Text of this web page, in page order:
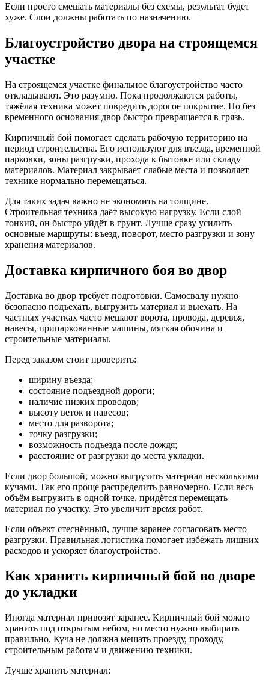
Если просто смешать материалы без схемы, результат будет
хуже. Слои должны работать по назначению.
Благоустройство двора на строящемся
участке
На строящемся участке финальное благоустройство часто
откладывают. Это разумно. Пока продолжаются работы,
тяжёлая техника может повредить дорогое покрытие. Но без
временного основания двор быстро превращается в грязь.
Кирпичный бой помогает сделать рабочую территорию на
период строительства. Его используют для въезда, временной
парковки, зоны разгрузки, прохода к бытовке или складу
материалов. Материал закрывает слабые места и позволяет
технике нормально перемещаться.
Для таких задач важно не экономить на толщине.
Строительная техника даёт высокую нагрузку. Если слой
тонкий, он быстро уйдёт в грунт. Лучше сразу усилить
основные маршруты: въезд, поворот, место разгрузки и зону
хранения материалов.
Доставка кирпичного боя во двор
Доставка во двор требует подготовки. Самосвалу нужно
безопасно подъехать, выгрузить материал и выехать. На
частных участках часто мешают ворота, провода, деревья,
навесы, припаркованные машины, мягкая обочина и
строительные материалы.
Перед заказом стоит проверить:
ширину въезда;
состояние подъездной дороги;
наличие низких проводов;
высоту веток и навесов;
место для разворота;
точку разгрузки;
возможность подъезда после дождя;
расстояние от разгрузки до места укладки.
Если двор большой, можно выгрузить материал несколькими
кучами. Так его проще распределить равномерно. Если весь
объём выгрузить в одной точке, придётся перемещать
материал по участку. Это увеличит время работ.
Если объект стеснённый, лучше заранее согласовать место
разгрузки. Правильная логистика помогает избежать лишних
расходов и ускоряет благоустройство.
Как хранить кирпичный бой во дворе
до укладки
Иногда материал привозят заранее. Кирпичный бой можно
хранить под открытым небом, но место нужно выбирать
правильно. Куча не должна мешать проезду, проходу,
строительным работам и движению техники.
Лучше хранить материал: